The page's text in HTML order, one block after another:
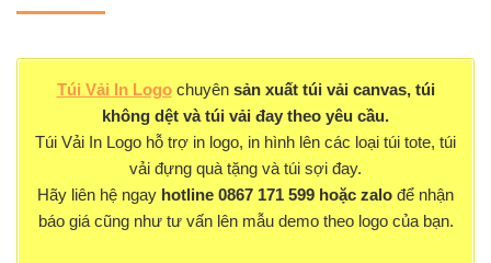
Túi Vải In Logochuyên sản xuất túi vải canvas, túi
không dệt và túi vải đay theo yêu cầu.
Túi Vải In Logo hỗ trợ in logo, in hình lên các loại túi tote, túi
vải đựng quà tặng và túi sợi đay.
Hãy liên hệ ngay hotline 0867 171 599 hoặc zalo để nhận
báo giá cũng như tư vấn lên mẫu demo theo logo của bạn.